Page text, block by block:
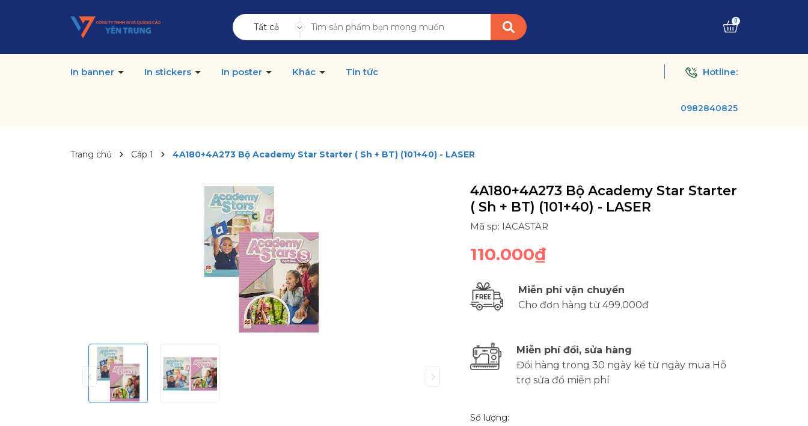
Tất cả
0
In banner In stickers In poster Khác Tin tức Hotline:
0982840825
Trang chủ Cấp 1 4A180+4A273 Bộ Academy Star Starter ( Sh + BT) (101+40) - LASER
4A180+4A273 Bộ Academy Star Starter
( Sh + BT) (101+40) - LASER
Mã sp: IACASTAR
110.000₫
Miễn phí vận chuyển
Cho đơn hàng từ 499.000đ
Miễn phí đổi, sửa hàng
Đổi hàng trong 30 ngày kể từ ngày mua Hỗ
trợ sửa đồ miễn phí
Số lượng: